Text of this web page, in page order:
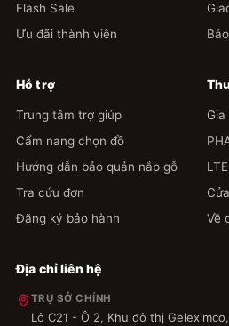
Flash Sale
Ưu đãi thành viên
Hỗ trợ
Trung tâm trợ giúp
Cẩm nang chọn đồ
Hướng dẫn bảo quản nắp gỗ
Tra cứu đơn
Đăng ký bảo hành
Gia
Về
Địa chỉ liên hệ
TRỤ SỞ CHÍNH
Lô C21 - Ô 2, Khu đô thị